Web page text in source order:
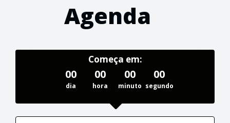
Agenda
Começa em:
00
dia
00
hora
00
minuto
00
segundo